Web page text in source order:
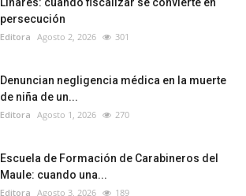
persecución
Editora Agosto 2, 2026 301
Denuncian negligencia médica en la muerte
de niña de un...
Editora Agosto 1, 2026 270
Escuela de Formación de Carabineros del
Maule: cuando una...
Editora Agosto 3, 2026 189